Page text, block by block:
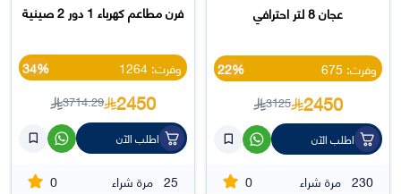
عجان 8 لتر احترافي
وفرت: 675 22%
2450
3125
اطلب الآن
230 مرة شراء 0
فرن مطاعم كهرباء 1 دور 2 صينية
وفرت: 1264 34%
2450
3714.29
اطلب الآن
25 مرة شراء 0